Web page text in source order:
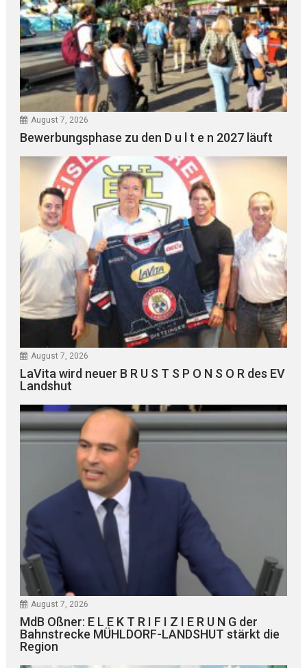
August 7, 2026
Bewerbungsphase zu den D u l t e n 2027 läuft
August 7, 2026
LaVita wird neuer B R U S T S P O N S O R des EV
Landshut
August 7, 2026
MdB Oßner: E L E K T R I F I Z I E R U N G der
Bahnstrecke MÜHLDORF-LANDSHUT stärkt die
Region